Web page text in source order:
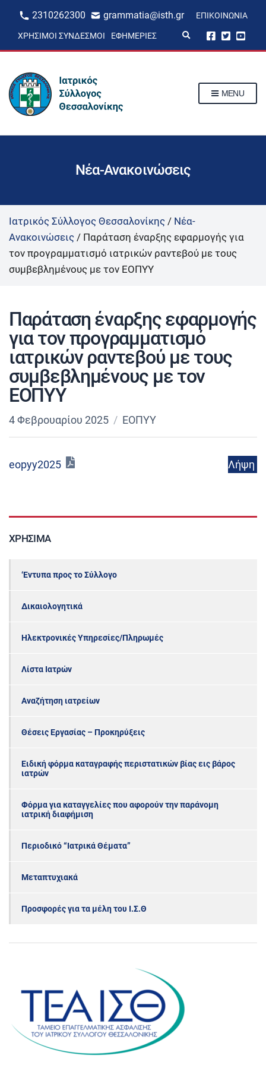
2310262300 grammatia@isth.gr ΕΠΙΚΟΙΝΩΝΊΑ
ΧΡΉΣΙΜΟΙ ΣΎΝΔΕΣΜΟΙ ΕΦΗΜΕΡΊΕΣ
p
m
MENU
Νέα-Ανακοινώσεις
Ιατρικός Σύλλογος Θεσσαλονίκης / Νέα-
Ανακοινώσεις / Παράταση έναρξης εφαρμογής για
τον προγραμματισμό ιατρικών ραντεβού με τους
συμβεβλημένους με τον ΕΟΠΥΥ ​
Παράταση έναρξης εφαρμογής
για τον προγραμματισμό
ιατρικών ραντεβού με τους
συμβεβλημένους με τον
ΕΟΠΥΥ ​
4 Φεβρουαρίου 2025 ΕΟΠΥΥ
eopyy2025 Λήψη
ΧΡΉΣΙΜΑ
‘Εντυπα προς το Σύλλογο
Δικαιολογητικά
Ηλεκτρονικές Υπηρεσίες/Πληρωμές
Λίστα Ιατρών
Αναζήτηση ιατρείων
Θέσεις Εργασίας – Προκηρύξεις
Ειδική φόρμα καταγραφής περιστατικών βίας εις βάρος
ιατρών
Φόρμα για καταγγελίες που αφορούν την παράνομη
ιατρική διαφήμιση
Περιοδικό “Ιατρικά Θέματα”
Μεταπτυχιακά
Προσφορές για τα μέλη του Ι.Σ.Θ